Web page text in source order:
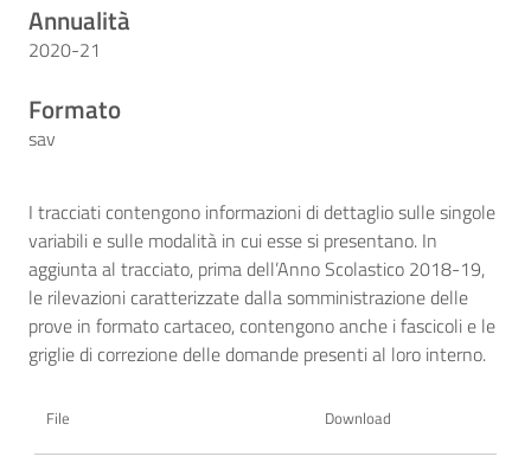
Annualità
2020-21
Formato
sav
I tracciati contengono informazioni di dettaglio sulle singole
variabili e sulle modalità in cui esse si presentano. In
aggiunta al tracciato, prima dell’Anno Scolastico 2018-19,
le rilevazioni caratterizzate dalla somministrazione delle
prove in formato cartaceo, contengono anche i fascicoli e le
griglie di correzione delle domande presenti al loro interno.
File Download